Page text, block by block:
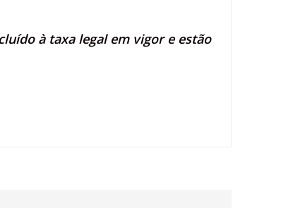
à taxa legal em vigor e estão